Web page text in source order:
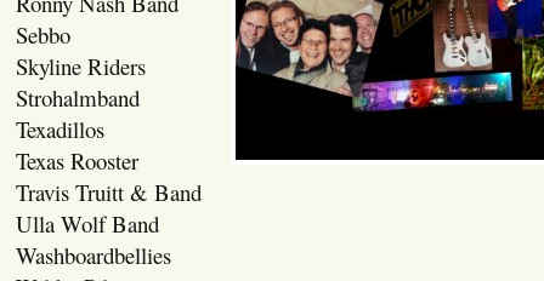
Sebbo
Skyline Riders
Strohalmband
Texadillos
Texas Rooster
Travis Truitt & Band
Ulla Wolf Band
Washboardbellies